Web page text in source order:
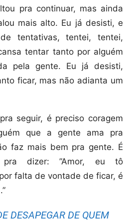
pra continuar, mas ainda
mais alto. Eu já desisti, e
tentativas, tentei, tentei,
tentar tanto por alguém
pela gente. Eu já desisti,
ficar, mas não adianta um
seguir, é preciso coragem
que a gente ama pra
faz mais bem pra gente. É
pra dizer: ”Amor, eu tô
falta de vontade de ficar, é
DESAPEGAR DE QUEM